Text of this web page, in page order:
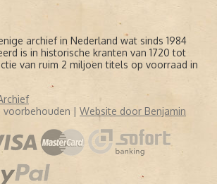
archief in Nederland wat sinds 1984
is in historische kranten van 1720 tot
van ruim 2 miljoen titels op voorraad in
| Website door Benjamin